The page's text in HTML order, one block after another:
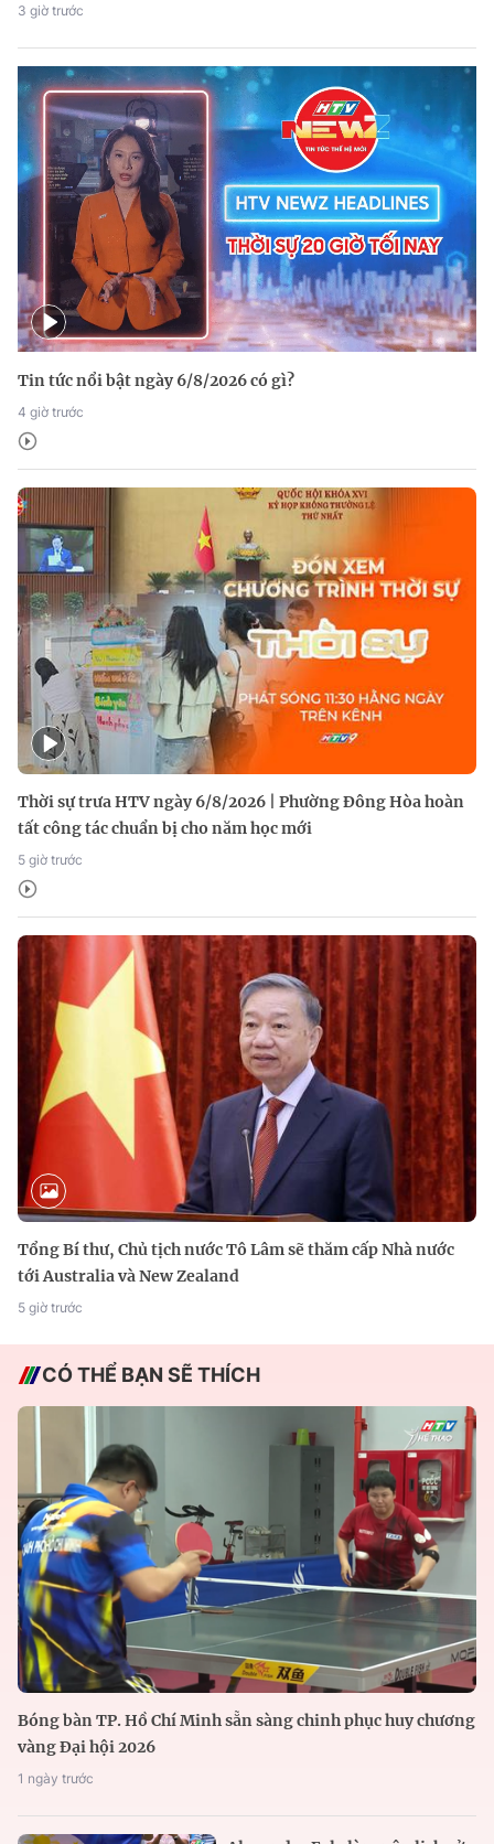
3 giờ trước
Tin tức nổi bật ngày 6/8/2026 có gì?
4 giờ trước
Thời sự trưa HTV ngày 6/8/2026 | Phường Đông Hòa hoàn
tất công tác chuẩn bị cho năm học mới
5 giờ trước
Tổng Bí thư, Chủ tịch nước Tô Lâm sẽ thăm cấp Nhà nước
tới Australia và New Zealand
5 giờ trước
CÓ THỂ BẠN SẼ THÍCH
Bóng bàn TP. Hồ Chí Minh sẵn sàng chinh phục huy chương
vàng Đại hội 2026
1 ngày trước